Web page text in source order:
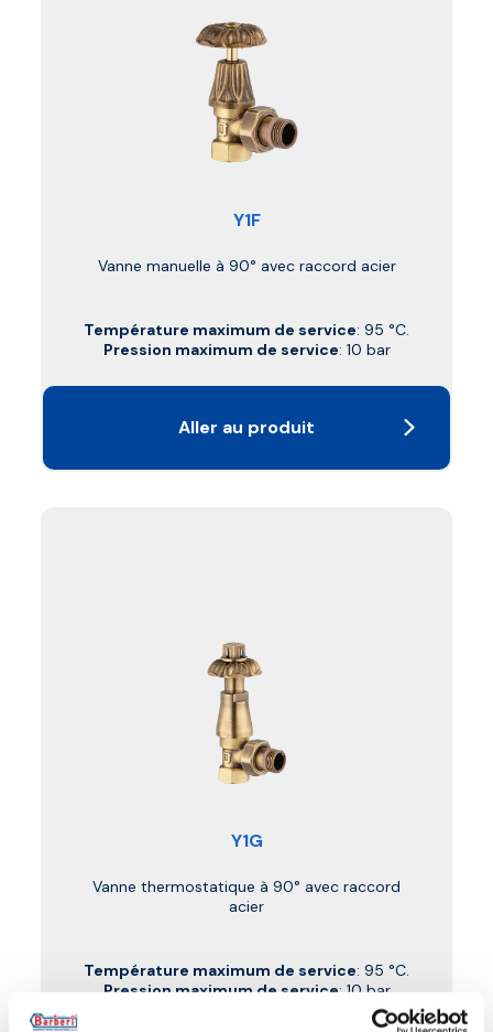
Y1F
Vanne manuelle à 90° avec raccord acier
Température maximum de service: 95 °C.
Pression maximum de service: 10 bar
Aller au produit
Y1G
Vanne thermostatique à 90° avec raccord
acier
Température maximum de service: 95 °C.
Pression maximum de service: 10 bar